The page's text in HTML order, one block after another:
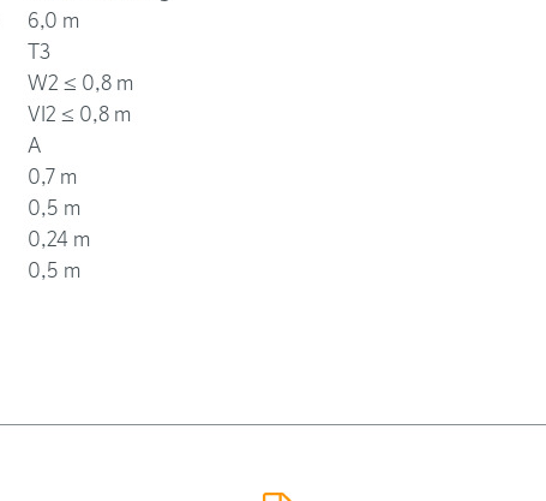
6,0 m
T3
W2 ≤ 0,8 m
VI2 ≤ 0,8 m
A
0,7 m
0,5 m
0,24 m
0,5 m